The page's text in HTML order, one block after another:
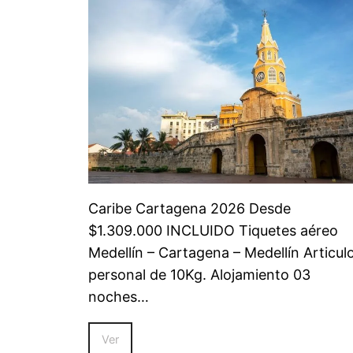
Caribe Cartagena 2026 Desde
$1.309.000 INCLUIDO Tiquetes aéreo
Medellín – Cartagena – Medellín
personal de 10Kg. Alojamiento 03
noches…
Ver